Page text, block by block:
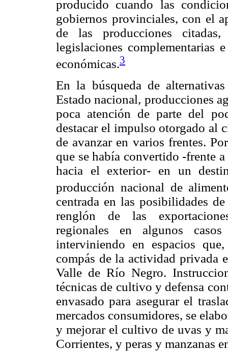
producido cuando las
gobiernos provinciales, con el
de las producciones citadas,
legislaciones complementarias
económicas.3
En la búsqueda de
Estado nacional, producciones
poca atención de parte del
destacar el impulso otorgado al
de avanzar en varios frentes.
que se había convertido -frente
hacia el exterior- en un
producción nacional de
centrada en las posibilidades
renglón de las
regionales en algunos
interviniendo en espacios
compás de la actividad privada
Valle de Río Negro.
técnicas de cultivo y defensa
envasado para asegurar el
mercados consumidores, se
y mejorar el cultivo de uvas y
Corrientes, y peras y manzanas